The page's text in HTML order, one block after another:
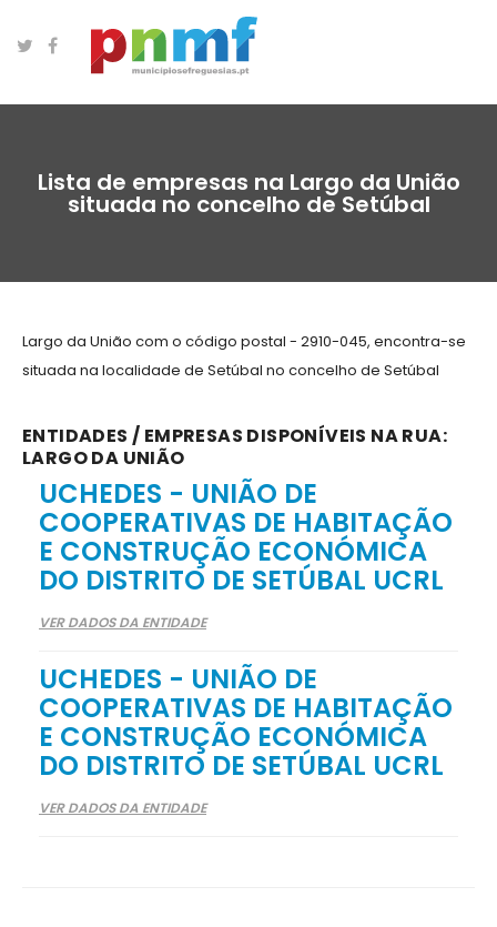
Lista de empresas na Largo da União
situada no concelho de Setúbal
Largo da União com o código postal - 2910-045, encontra-se
situada na localidade de Setúbal no concelho de Setúbal
ENTIDADES / EMPRESAS DISPONÍVEIS NA RUA:
LARGO DA UNIÃO
UCHEDES - UNIÃO DE
COOPERATIVAS DE HABITAÇÃO
E CONSTRUÇÃO ECONÓMICA
DO DISTRITO DE SETÚBAL UCRL
VER DADOS DA ENTIDADE
UCHEDES - UNIÃO DE
COOPERATIVAS DE HABITAÇÃO
E CONSTRUÇÃO ECONÓMICA
DO DISTRITO DE SETÚBAL UCRL
VER DADOS DA ENTIDADE